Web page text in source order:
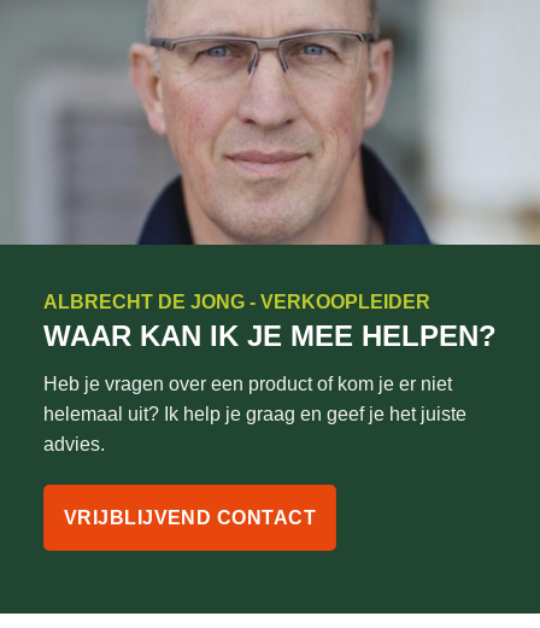
ALBRECHT DE JONG - VERKOOPLEIDER
WAAR KAN IK JE MEE HELPEN?
Heb je vragen over een product of kom je er niet
helemaal uit? Ik help je graag en geef je het juiste
advies.
VRIJBLIJVEND CONTACT